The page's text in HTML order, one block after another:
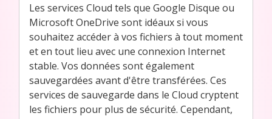
Les services Cloud tels que Google Disque ou
Microsoft OneDrive sont idéaux si vous
souhaitez accéder à vos fichiers à tout moment
et en tout lieu avec une connexion Internet
stable. Vos données sont également
sauvegardées avant d'être transférées. Ces
services de sauvegarde dans le Cloud cryptent
les fichiers pour plus de sécurité. Cependant,